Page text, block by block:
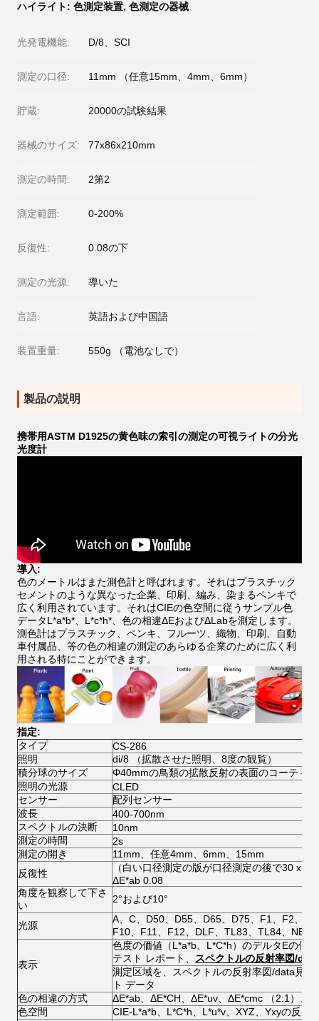
ハイライト: 色測定装置, 色測定の器械
光発電機能: D/8、SCI
測定の口径: 11mm （任意15mm、4mm、6mm）
貯蔵: 20000の試験結果
器械のサイズ: 77x86x210mm
測定の時間: 2第2
測定範囲: 0-200%
反復性: 0.08の下
測定の光源: 導いた
言語: 英語および中国語
装置重量: 550g （電池なしで）
製品の説明
携帯用ASTM D1925の黄色味の索引の測定の可視ライトの分光
光度計
導入:
色のメートルはまた測色計と呼ばれます。それはプラスチック
セメントのような異なった企業、印刷、編み、染まるペンキで
広く利用されています。それはCIEの色空間に従うサンプル色
データL*a*b*、L*c*h*、色の相違ΔEおよびΔLabを測定します。
測色計はプラスチック、ペンキ、フルーツ、織物、印刷、自動
車付属品、等の色の相違の測定のあらゆる企業のために広く利
用される特にことができます。
指定:
タイプ
CS-286
照明
di/8 （拡散させた照明、8度の観覧）
積分球のサイズ
Φ40mmの鳥類の拡散反射の表面のコーティ
照明の光源
CLED
センサー
配列センサー
波長
400-700nm
スペクトルの決断
10nm
測定の時間
2s
測定の開き
11mm、任意4mm、6mm、15mm
反復性
（白い口径測定の版が口径測定の後で30 x
ΔE*ab 0.08
角度を観察して下さ
い
2°および10°
光源
A、C、D50、D55、D65、D75、F1、F2、
F10、F11、F12、DLF、TL83、TL84、NBF
表示
色度の価値（L*a*b、L*C*h）のデルタEの価
テスト レポート、
スペクトルの反射率図/
測定区域を、スペクトルの反射率図/data見
ト データ
色の相違の方式
ΔE*ab、ΔE*CH、ΔE*uv、ΔE*cmc （2:1）、
色空間
CIE-L*a*b、L*C*h、L*u*v、XYZ、Yxyの反射